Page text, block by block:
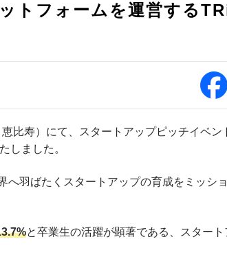
トフォームを運営する
比寿）にて、スタートアップピッチイベン
しました。
へ羽ばたくスタートアップの育成をミッシ
と卒業生の活躍が顕著である、スター